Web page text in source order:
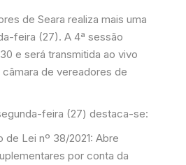
de Seara realiza mais uma
feira (27). A 4ª sessão
e será transmitida ao vivo
de vereadores de
feira (27) destaca-se:
de Lei nº 38/2021: Abre
por conta da